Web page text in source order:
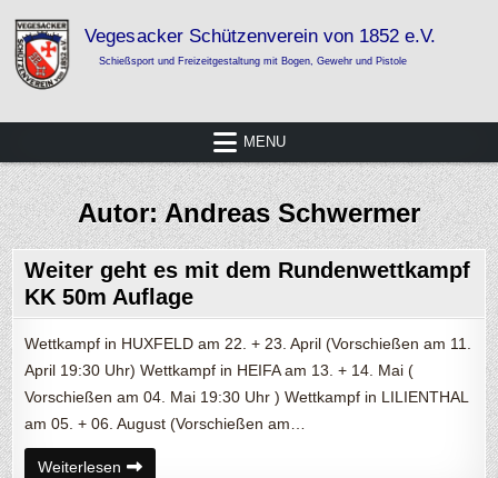
content
Vegesacker Schützenverein von 1852
e.V.
MENU
Autor:Andreas Schwermer
Weiter geht es mit dem Rundenwettkampf
KK 50m Auflage
Wettkampf in HUXFELD am 22. + 23. April (Vorschießen am 11.
April 19:30 Uhr) Wettkampf in HEIFA am 13. + 14. Mai (
Vorschießen am 04. Mai 19:30 Uhr ) Wettkampf in LILIENTHAL
am 05. + 06. August (Vorschießen am…
Weiterlesen Weiter